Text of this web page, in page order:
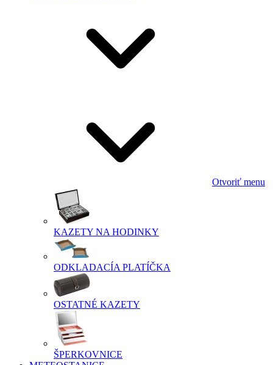
Otvoriť menu
KAZETY NA HODINKY
ODKLADACÍA PLATÍČKA
OSTATNÉ KAZETY
ŠPERKOVNICE